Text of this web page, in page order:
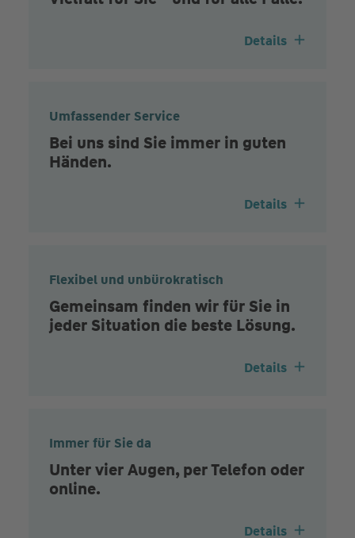
Details
Umfassender Service
Bei uns sind Sie immer in guten
Händen.
Details
Flexibel und unbürokratisch
Gemeinsam finden wir für Sie in
jeder Situation die beste Lösung.
Details
Immer für Sie da
Unter vier Augen, per Telefon oder
online.
Details